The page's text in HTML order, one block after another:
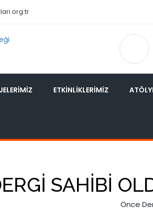
ETKINLIKLERIMIZ
SAHIBI
Önce